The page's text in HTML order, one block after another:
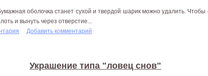
оболочка станет сухой и твердой шарик можно удалить.
и вынуть через отверстие...
Добавить комментарий
Украшение типа "ловец снов"